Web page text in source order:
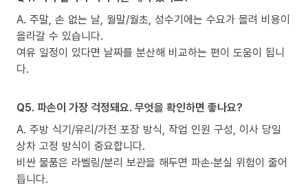
A. 주말, 손 없는 날, 월말/월초, 성수기에는 수요가 몰려 비용이
올라갈 수 있습니다.
여유 일정이 있다면 날짜를 분산해 비교하는 편이 도움이 됩니
다.
Q5. 파손이 가장 걱정돼요. 무엇을 확인하면 좋나요?
A. 주방 식기/유리/가전 포장 방식, 작업 인원 구성, 이사 당일
상차 고정 방식이 중요합니다.
비싼 물품은 라벨링/분리 보관을 해두면 파손·분실 위험이 줄어
듭니다.